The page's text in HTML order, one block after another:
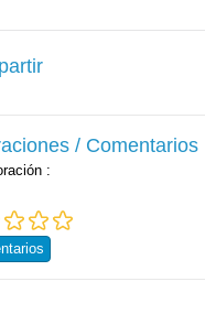
/ Comentarios
: